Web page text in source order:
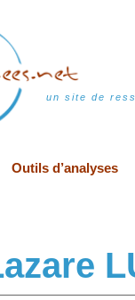
un site de
Outils d’analyses